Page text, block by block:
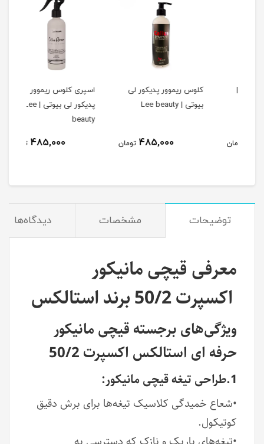
کلوس ریموور پدیکور لی
485,000 تومان
اسپری کلوس ریموور
پدیکور لی بیوتی | Lee
485,000 تومان
توضیحات مشخصات دیدگاه‌ها
معرفی قیچی مانیکور
اکسپرت 50/2 برند استالکس
ویژگی‌های برجسته قیچی مانیکور
حرفه ای استالکس اکسپرت 50/2
1.طراحی تیغه قیچی مانیکور:
•شعاع خمیدگی کلاسیک تیغه‌ها برای برش دقیق
کوتیکول.